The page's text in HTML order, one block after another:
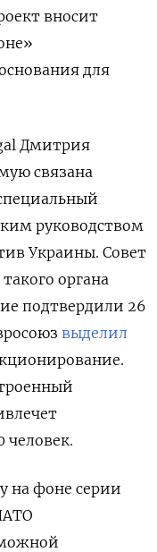
вносит
для
Дмитрия
связана
руководством
Украины. Совет
органа
подтвердили 26
выделил
человек.
на фоне серии